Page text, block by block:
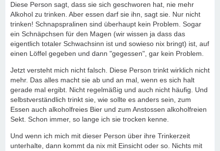
Diese Person sagt, dass sie sich geschworen hat, nie mehr
Alkohol zu trinken. Aber essen darf sie ihn, sagt sie. Nur nicht
trinken! Schnapspralinen sind überhaupt kein Problem. Sogar
ein Schnäpchsen für den Magen (wir wissen ja dass das
eigentlich totaler Schwachsinn ist und sowieso nix bringt) ist, auf
einen Löffel gegeben und dann "gegessen", gar kein Problem.
Jetzt versteht mich nicht falsch. Diese Person trinkt wirklich nicht
mehr. Das alles macht sie ab und an mal, wenn es sich halt
gerade mal ergibt. Nicht regelmäßig und auch nicht häufig. Und
selbstverständlich trinkt sie, wie sollte es anders sein, zum
Essen auch alkoholfreies Bier und zum Anstossen alkoholfreien
Sekt. Schon immer, so lange ich sie trocken kenne.
Und wenn ich mich mit dieser Person über ihre Trinkerzeit
unterhalte, dann kommt da nix mit Einsicht oder so. Nichts mit